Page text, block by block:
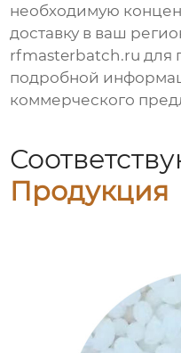
необходимую
доставку в ваш
rfmasterbatch.ru для
подробной
коммерческого
Продукция